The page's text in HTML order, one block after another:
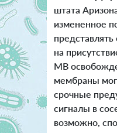
штата
измененное
представлять
на
MВ
мембраны
срочные
сигналы в
возможно,